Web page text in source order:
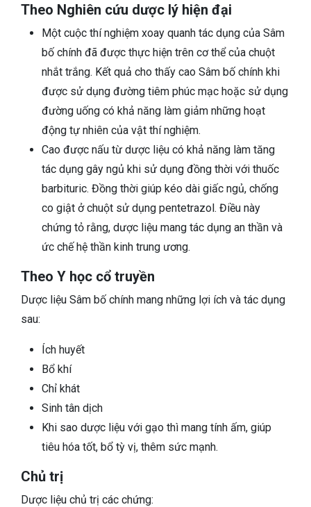
Theo Nghiên cứu dược lý hiện đại
Một cuộc thí nghiệm xoay quanh tác dụng của Sâm
bố chính đã được thực hiện trên cơ thể của chuột
nhắt trắng. Kết quả cho thấy cao Sâm bố chính khi
được sử dụng đường tiêm phúc mạc hoặc sử dụng
đường uống có khả năng làm giảm những hoạt
động tự nhiên của vật thí nghiệm.
Cao được nấu từ dược liệu có khả năng làm tăng
tác dụng gây ngủ khi sử dụng đồng thời với thuốc
barbituric. Đồng thời giúp kéo dài giấc ngủ, chống
co giật ở chuột sử dụng pentetrazol. Điều này
chứng tỏ rằng, dược liệu mang tác dụng an thần và
ức chế hệ thần kinh trung ương.
Theo Y học cổ truyền
Dược liệu Sâm bố chính mang những lợi ích và tác dụng
sau:
Ích huyết
Bổ khí
Chỉ khát
Sinh tân dịch
Khi sao dược liệu với gạo thì mang tính ấm, giúp
tiêu hóa tốt, bổ tỳ vị, thêm sức mạnh.
Chủ trị
Dược liệu chủ trị các chứng: